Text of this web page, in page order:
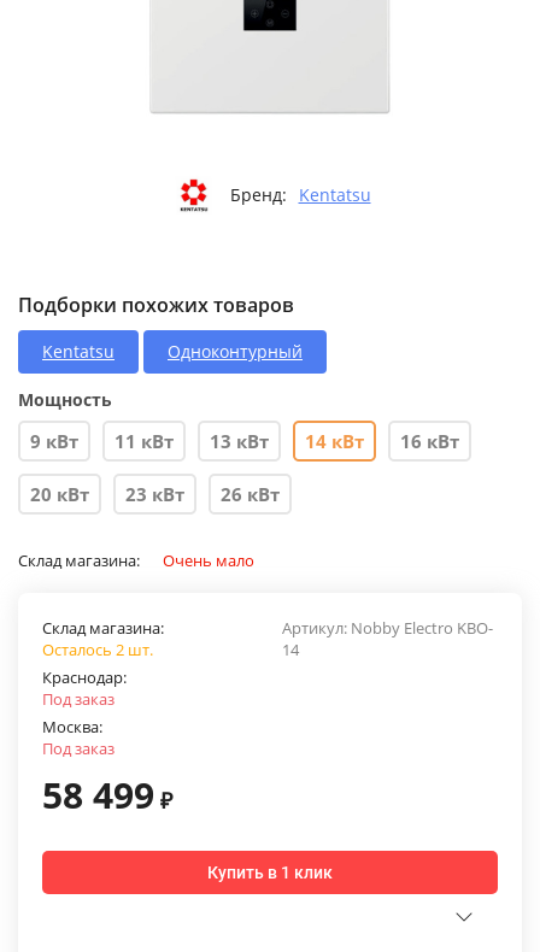
Бренд: Kentatsu
Подборки похожих товаров
Kentatsu Одноконтурный
Мощность
9 кВт 11 кВт 13 кВт 14 кВт 16 кВт
20 кВт 23 кВт 26 кВт
Склад магазина: Очень мало
Артикул: Nobby Electro KBO-
14
Склад магазина:
Осталось 2 шт.
Краснодар:
Под заказ
Москва:
Под заказ
58 499 ₽
Купить в 1 клик